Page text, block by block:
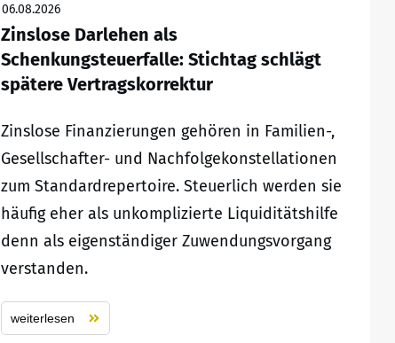
06.08.2026
Zinslose Darlehen als
Schenkungsteuerfalle: Stichtag schlägt
spätere Vertragskorrektur
Zinslose Finanzierungen gehören in Familien-,
Gesellschafter- und Nachfolgekonstellationen
zum Standardrepertoire. Steuerlich werden sie
häufig eher als unkomplizierte Liquiditätshilfe
denn als eigenständiger Zuwendungsvorgang
verstanden.
weiterlesen